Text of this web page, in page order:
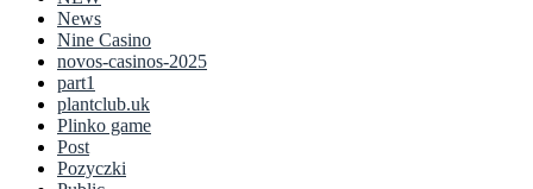
News
Nine Casino
novos-casinos-2025
part1
plantclub.uk
Plinko game
Post
Pozyczki